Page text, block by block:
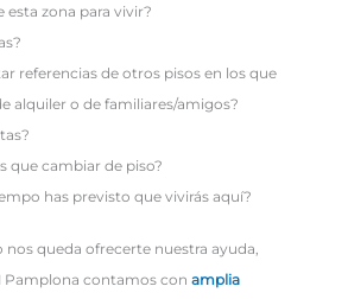
esta zona para vivir?
referencias de otros pisos en los que
alquiler o de familiares/amigos?
que cambiar de piso?
has previsto que vivirás aquí?
nos queda ofrecerte nuestra ayuda,
Pamplona contamos con amplia